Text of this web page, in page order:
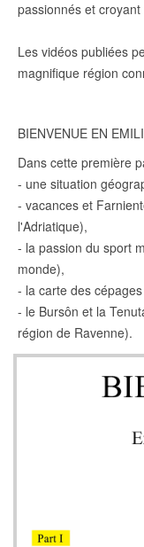
passionnés et
Les vidéos publiées
magnifique région
BIENVENUE EN
Dans cette première
- une situation
- vacances et
l'Adriatique),
- la passion du sport
monde),
- la carte des
- le Bursôn et la
région de Ravenne).